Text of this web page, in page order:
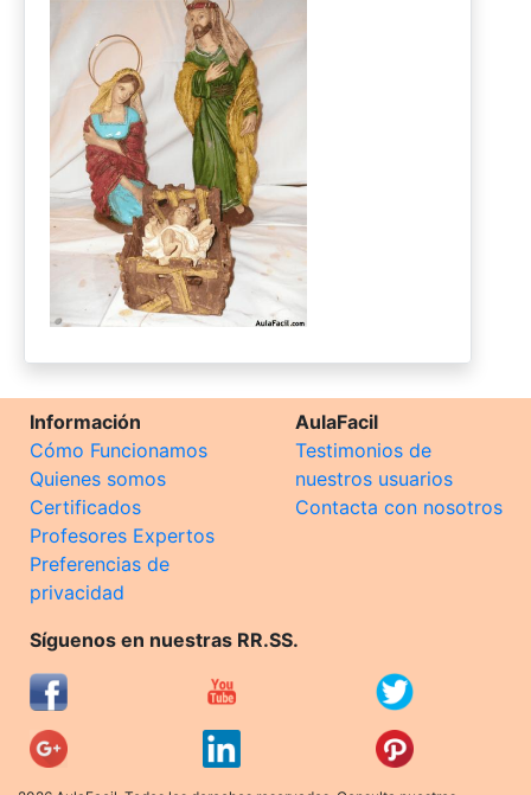
Información
Cómo Funcionamos
Quienes somos
Certificados
Profesores Expertos
Preferencias de
privacidad
AulaFacil
Testimonios de
nuestros usuarios
Contacta con nosotros
Síguenos en nuestras RR.SS.